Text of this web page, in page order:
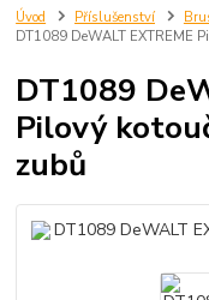
Úvod Příslušenství
DT1089 DeWALT EXTREME
DT1089
Pilový
zubů